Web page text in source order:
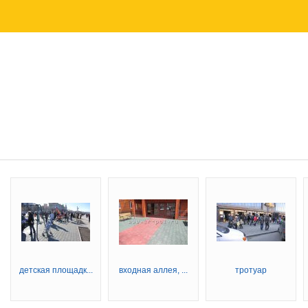
детская площадк... входная аллея, ... тротуар